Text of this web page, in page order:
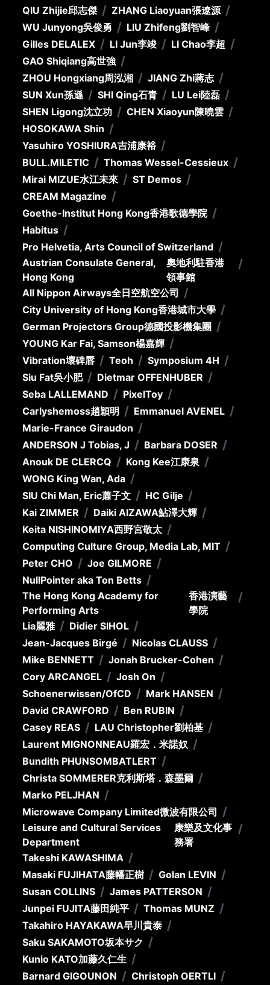
QIU Zhijie邱志傑 / ZHANG Liaoyuan張遼源 /
WU Junyong吳俊勇 / LIU Zhifeng劉智峰 /
Gilles DELALEX / LI Jun李竣 / LI Chao李超 /
GAO Shiqiang高世強 /
ZHOU Hongxiang周泓湘 / JIANG Zhi蔣志 /
SUN Xun孫遜 / SHI Qing石青 / LU Lei陸磊 /
SHEN Ligong沈立功 / CHEN Xiaoyun陳曉雲 /
HOSOKAWA Shin /
Yasuhiro YOSHIURA吉浦康裕 /
BULL.MILETIC / Thomas Wessel-Cessieux /
Mirai MIZUE水江未來 / ST Demos /
CREAM Magazine /
Goethe-Institut Hong Kong香港歌德學院 /
Habitus /
Pro Helvetia, Arts Council of Switzerland /
Austrian Consulate General,
Hong Kong
奧地利駐香港
領事館
/
All Nippon Airways全日空航空公司 /
City University of Hong Kong香港城市大學 /
German Projectors Group德國投影機集團 /
YOUNG Kar Fai, Samson楊嘉輝 /
Vibration壞碑唇 / Teoh / Symposium 4H /
Siu Fat吳小肥 / Dietmar OFFENHUBER /
Seba LALLEMAND / PixelToy /
Carlyshemoss趙穎明 / Emmanuel AVENEL /
Marie-France Giraudon /
ANDERSON J Tobias, J / Barbara DOSER /
Anouk DE CLERCQ / Kong Kee江康泉 /
WONG King Wan, Ada /
SIU Chi Man, Eric蕭子文 / HC Gilje /
Kai ZIMMER / Daiki AIZAWA鮎澤大輝 /
Keita NISHINOMIYA西野宮敬太 /
Computing Culture Group, Media Lab, MIT /
Peter CHO / Joe GILMORE /
NullPointer aka Ton Betts /
The Hong Kong Academy for
Performing Arts
香港演藝
學院
/
Lia麗雅 / Didier SIHOL /
Jean-Jacques Birgé / Nicolas CLAUSS /
Mike BENNETT / Jonah Brucker-Cohen /
Cory ARCANGEL / Josh On /
Schoenerwissen/OfCD / Mark HANSEN /
David CRAWFORD / Ben RUBIN /
Casey REAS / LAU Christopher劉柏基 /
Laurent MIGNONNEAU羅宏．米諾奴 /
Bundith PHUNSOMBATLERT /
Christa SOMMERER克利斯塔．森墨爾 /
Marko PELJHAN /
Microwave Company Limited微波有限公司 /
Leisure and Cultural Services
Department
康樂及文化事
務署
/
Takeshi KAWASHIMA /
Masaki FUJIHATA藤幡正樹 / Golan LEVIN /
Susan COLLINS / James PATTERSON /
Junpei FUJITA藤田純平 / Thomas MUNZ /
Takahiro HAYAKAWA早川貴泰 /
Saku SAKAMOTO坂本サク /
Kunio KATO加藤久仁生 /
Barnard GIGOUNON / Christoph OERTLI /